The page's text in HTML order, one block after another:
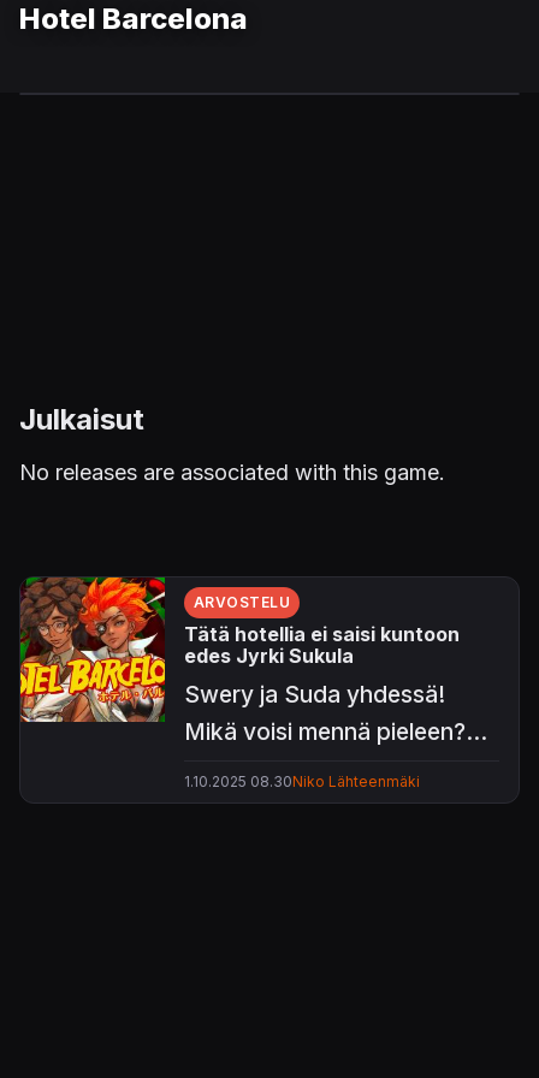
Hotel Barcelona
Julkaisut
No releases are associated with this game.
ARVOSTELU
Tätä hotellia ei saisi kuntoon
edes Jyrki Sukula
Swery ja Suda yhdessä!
Mikä voisi mennä pieleen?
monikin asia.
1.10.2025 08.30Niko Lähteenmäki